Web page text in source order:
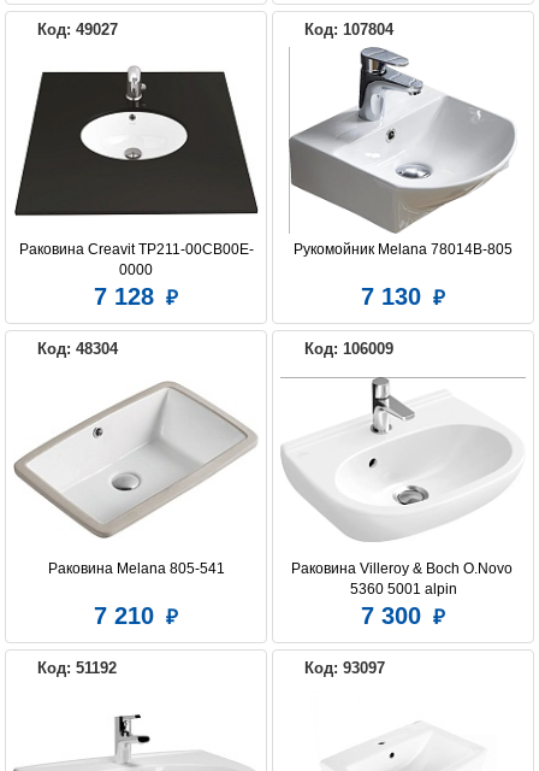
Код: 49027
Раковина Creavit TP211-00CB00E-
0000
7 128
Код: 107804
Рукомойник Melana 78014B-805
7 130
Код: 48304
Раковина Melana 805-541
7 210
Код: 106009
Раковина Villeroy & Boch O.Novo
5360 5001 alpin
7 300
Код: 51192 Код: 93097